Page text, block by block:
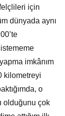
için
dünyada aynı
istememe
imkânım
kilometreyi
o
olduğunu çok